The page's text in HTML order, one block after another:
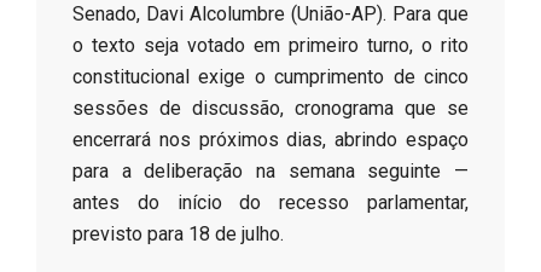
Senado, Davi Alcolumbre (União-AP). Para que
o texto seja votado em primeiro turno, o rito
constitucional exige o cumprimento de cinco
sessões de discussão, cronograma que se
encerrará nos próximos dias, abrindo espaço
para a deliberação na semana seguinte —
antes do início do recesso parlamentar,
previsto para 18 de julho.